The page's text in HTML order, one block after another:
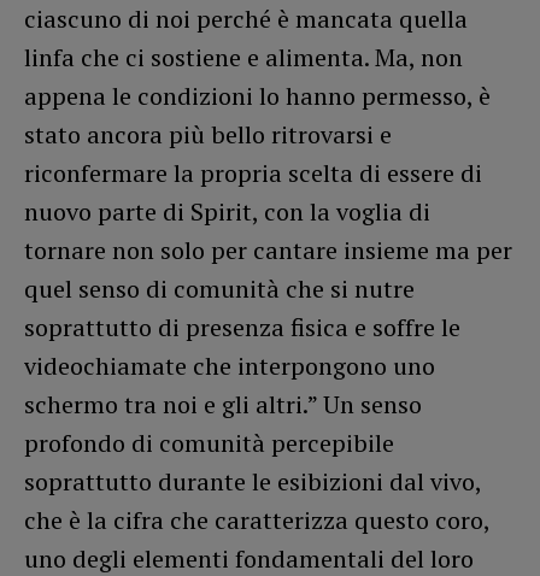
ciascuno di noi perché è mancata quella
linfa che ci sostiene e alimenta. Ma, non
appena le condizioni lo hanno permesso, è
stato ancora più bello ritrovarsi e
riconfermare la propria scelta di essere di
nuovo parte di Spirit, con la voglia di
tornare non solo per cantare insieme ma per
quel senso di comunità che si nutre
soprattutto di presenza fisica e soffre le
videochiamate che interpongono uno
schermo tra noi e gli altri.” Un senso
profondo di comunità percepibile
soprattutto durante le esibizioni dal vivo,
che è la cifra che caratterizza questo coro,
uno degli elementi fondamentali del loro